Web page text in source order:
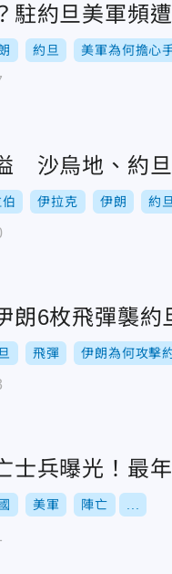
駐約旦美軍頻
約旦 美軍為何擔心
沙烏地、約
伊拉克 伊朗 約旦
朗6枚飛彈襲
飛彈 伊朗為何攻擊
士兵曝光！最
美軍 陣亡